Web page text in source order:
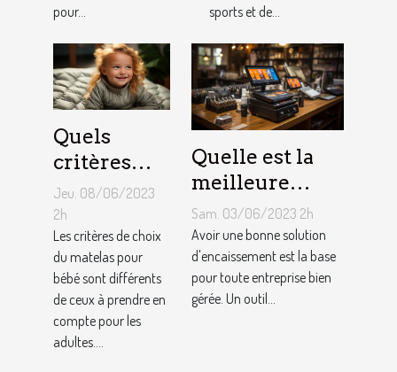
Kart ?
pour... sports et de...
Quels
critères
pour
choisir un
matelas de
bébé ?
Jeu. 08/06/2023
2h
Les critères de choix
du matelas pour
bébé sont différents
de ceux à prendre en
compte pour les
adultes....
Quelle est la
meilleure
solution
d'encaissement
pour votre
entreprise ?
Sam. 03/06/2023 2h
Avoir une bonne solution
d'encaissement est la base
pour toute entreprise bien
gérée. Un outil...